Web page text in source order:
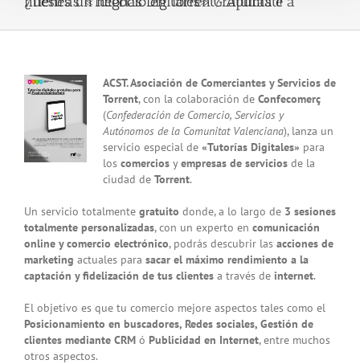
View
Larger
Image
ACST. Asociación de Comerciantes y Servicios de
Torrent, con la colaboración de Confecomerç
(Confederación de Comercio, Servicios y
Autónomos de la Comunitat Valenciana), lanza un
servicio especial de «Tutorías Digitales»para
los comercios yempresas de serviciosde la
ciudad de Torrent.
Un servicio totalmente gratuito donde, a lo largo de 3 sesiones
totalmente personalizadas, con un experto en comunicación
online y comercio electrónico, podrás descubrir las acciones de
marketing actuales para sacar el máximo rendimiento a la
captación y fidelización de tus clientes a través de internet.
El objetivo es que tu comercio mejore aspectos tales como el
Posicionamiento en buscadores, Redes sociales, Gestión de
clientes mediante CRM ó Publicidad en Internet, entre muchos
otros aspectos.